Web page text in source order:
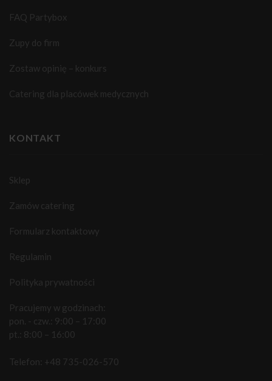
FAQ Partybox
Zupy do firm
Zostaw opinię – konkurs
Catering dla placówek medycznych
KONTAKT
Sklep
Zamów catering
Formularz kontaktowy
Regulamin
Polityka prywatności
Pracujemy w godzinach:
pon. - czw.: 9:00 – 17:00
pt.: 8:00 – 16:00
Telefon: +48 735-026-570